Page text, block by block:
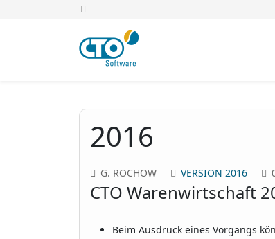
2016
G. ROCHOW VERSION 2016
CTO Warenwirtschaft
Beim Ausdruck eines Vorgangs